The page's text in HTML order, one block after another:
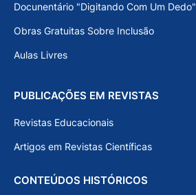
Docunentário "Digitando Com Um Dedo"
Obras Gratuitas Sobre Inclusão
Aulas Livres
PUBLICAÇÕES EM REVISTAS
Revistas Educacionais
Artigos em Revistas Científicas
CONTEÚDOS HISTÓRICOS